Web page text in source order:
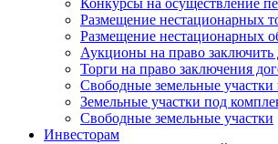
Конкурсы на осуществление
Размещение нестационарных
Размещение нестационарных
Аукционы на право заключить
Торги на право заключения
Свободные земельные участки
Земельные участки под
Свободные земельные участки
Инвесторам